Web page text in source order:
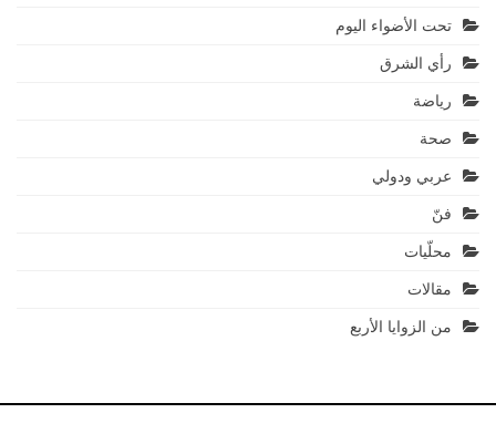
تحت الأضواء اليوم
رأي الشرق
رياضة
صحة
عربي ودولي
فنّ
محلّيات
مقالات
من الزوايا الأربع